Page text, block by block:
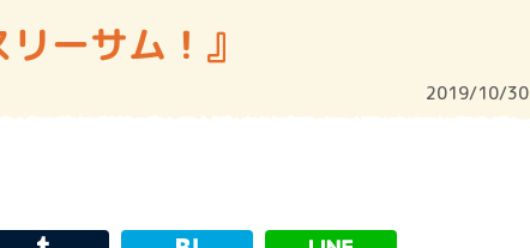
ーサム！』
2019/10/30